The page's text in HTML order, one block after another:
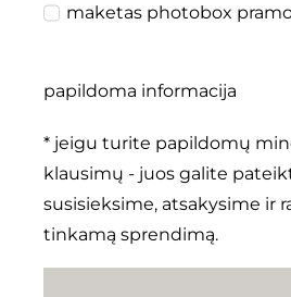
maketas photobox
papildoma informacija
* jeigu turite papildomų
klausimų - juos galite
susisieksime, atsakysime ir
tinkamą sprendimą.